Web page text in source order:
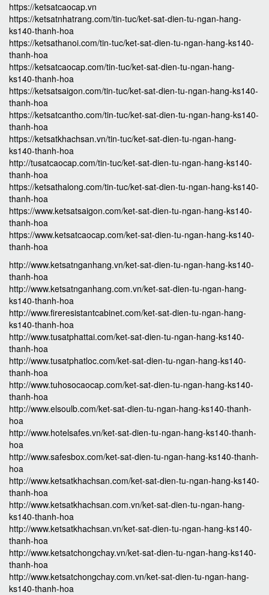
https://ketsatcaocap.vn
https://ketsatnhatrang.com/tin-tuc/ket-sat-dien-tu-ngan-hang-
ks140-thanh-hoa
https://ketsathanoi.com/tin-tuc/ket-sat-dien-tu-ngan-hang-ks140-
thanh-hoa
https://ketsatcaocap.com/tin-tuc/ket-sat-dien-tu-ngan-hang-
ks140-thanh-hoa
https://ketsatsaigon.com/tin-tuc/ket-sat-dien-tu-ngan-hang-ks140-
thanh-hoa
https://ketsatcantho.com/tin-tuc/ket-sat-dien-tu-ngan-hang-ks140-
thanh-hoa
https://ketsatkhachsan.vn/tin-tuc/ket-sat-dien-tu-ngan-hang-
ks140-thanh-hoa
http://tusatcaocap.com/tin-tuc/ket-sat-dien-tu-ngan-hang-ks140-
thanh-hoa
https://ketsathalong.com/tin-tuc/ket-sat-dien-tu-ngan-hang-ks140-
thanh-hoa
https://www.ketsatsaigon.com/ket-sat-dien-tu-ngan-hang-ks140-
thanh-hoa
https://www.ketsatcaocap.com/ket-sat-dien-tu-ngan-hang-ks140-
thanh-hoa
http://www.ketsatnganhang.vn/ket-sat-dien-tu-ngan-hang-ks140-
thanh-hoa
http://www.ketsatnganhang.com.vn/ket-sat-dien-tu-ngan-hang-
ks140-thanh-hoa
http://www.fireresistantcabinet.com/ket-sat-dien-tu-ngan-hang-
ks140-thanh-hoa
http://www.tusatphattai.com/ket-sat-dien-tu-ngan-hang-ks140-
thanh-hoa
http://www.tusatphatloc.com/ket-sat-dien-tu-ngan-hang-ks140-
thanh-hoa
http://www.tuhosocaocap.com/ket-sat-dien-tu-ngan-hang-ks140-
thanh-hoa
http://www.elsoulb.com/ket-sat-dien-tu-ngan-hang-ks140-thanh-
hoa
http://www.hotelsafes.vn/ket-sat-dien-tu-ngan-hang-ks140-thanh-
hoa
http://www.safesbox.com/ket-sat-dien-tu-ngan-hang-ks140-thanh-
hoa
http://www.ketsatkhachsan.com/ket-sat-dien-tu-ngan-hang-ks140-
thanh-hoa
http://www.ketsatkhachsan.com.vn/ket-sat-dien-tu-ngan-hang-
ks140-thanh-hoa
http://www.ketsatkhachsan.vn/ket-sat-dien-tu-ngan-hang-ks140-
thanh-hoa
http://www.ketsatchongchay.vn/ket-sat-dien-tu-ngan-hang-ks140-
thanh-hoa
http://www.ketsatchongchay.com.vn/ket-sat-dien-tu-ngan-hang-
ks140-thanh-hoa